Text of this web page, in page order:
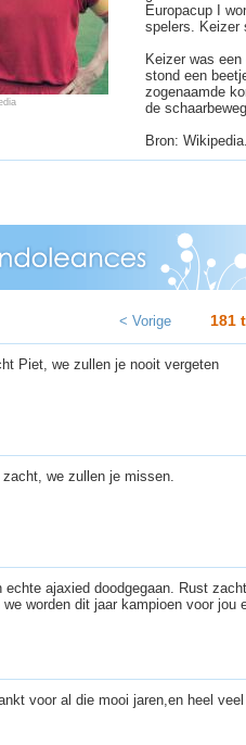
Europacup I
spelers. Keizer
Keizer was
stond een
zogenaamde
de
Bron:
< Vorige 181
Piet, we zullen je nooit vergeten
zacht, we zullen je missen.
echte ajaxied doodgegaan. Rust
we worden dit jaar kampioen voor jou
voor al die mooi jaren,en heel